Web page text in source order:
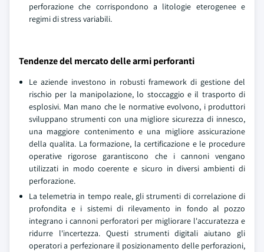
perforazione che corrispondono a litologie eterogenee e
regimi di stress variabili.
Tendenze del mercato delle armi perforanti
Le aziende investono in robusti framework di gestione del
rischio per la manipolazione, lo stoccaggio e il trasporto di
esplosivi. Man mano che le normative evolvono, i produttori
sviluppano strumenti con una migliore sicurezza di innesco,
una maggiore contenimento e una migliore assicurazione
della qualita. La formazione, la certificazione e le procedure
operative rigorose garantiscono che i cannoni vengano
utilizzati in modo coerente e sicuro in diversi ambienti di
perforazione.
La telemetria in tempo reale, gli strumenti di correlazione di
profondita e i sistemi di rilevamento in fondo al pozzo
integrano i cannoni perforatori per migliorare l'accuratezza e
ridurre l'incertezza. Questi strumenti digitali aiutano gli
operatori a perfezionare il posizionamento delle perforazioni,